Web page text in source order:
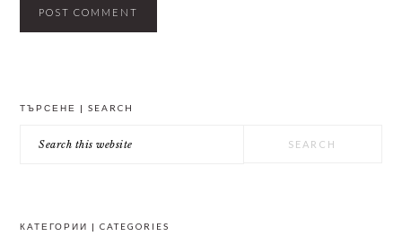
ТЪРСЕНЕ | SEARCH
this
КАТЕГОРИИ | CATEGORIES